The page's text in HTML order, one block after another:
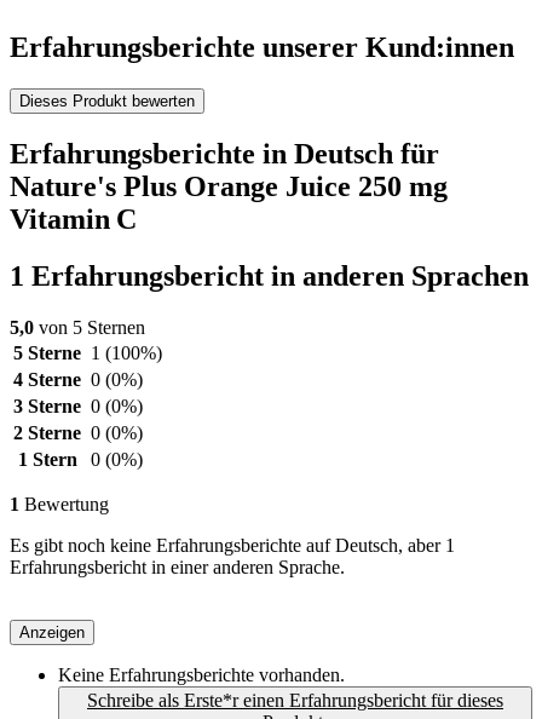
Erfahrungsberichte unserer Kund:innen
Dieses Produkt bewerten
Erfahrungsberichte in Deutsch für
Nature's Plus Orange Juice 250 mg
Vitamin C
1 Erfahrungsbericht in anderen Sprachen
5,0 von 5 Sternen
5 Sterne 1 (100%)
4 Sterne 0 (0%)
3 Sterne 0 (0%)
2 Sterne 0 (0%)
1 Stern
0 (0%)
1 Bewertung
Es gibt noch keine Erfahrungsberichte auf Deutsch, aber 1
Erfahrungsbericht in einer anderen Sprache.
Anzeigen
Keine Erfahrungsberichte vorhanden.
Schreibe als Erste*r einen Erfahrungsbericht für dieses